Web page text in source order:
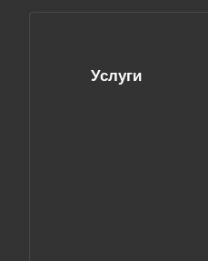
Услуги